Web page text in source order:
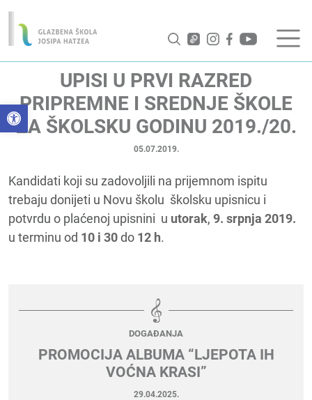
Open toolbar
UPISI U PRVI RAZRED
PRIPREMNE I SREDNJE ŠKOLE
ZA ŠKOLSKU GODINU 2019./20.
05.07.2019.
Kandidati koji su zadovoljili na prijemnom ispitu
trebaju donijeti u Novu školu školsku upisnicu i
potvrdu o plaćenoj upisnini u utorak, 9. srpnja 2019.
u terminu od 10 i 30do 12 h.
DOGAĐANJA
PROMOCIJA ALBUMA “LJEPOTA IH
VOĆNA KRASI”
29.04.2025.